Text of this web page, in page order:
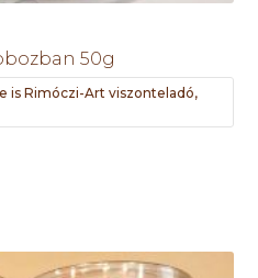
50g
is Rimóczi-Art viszonteladó,